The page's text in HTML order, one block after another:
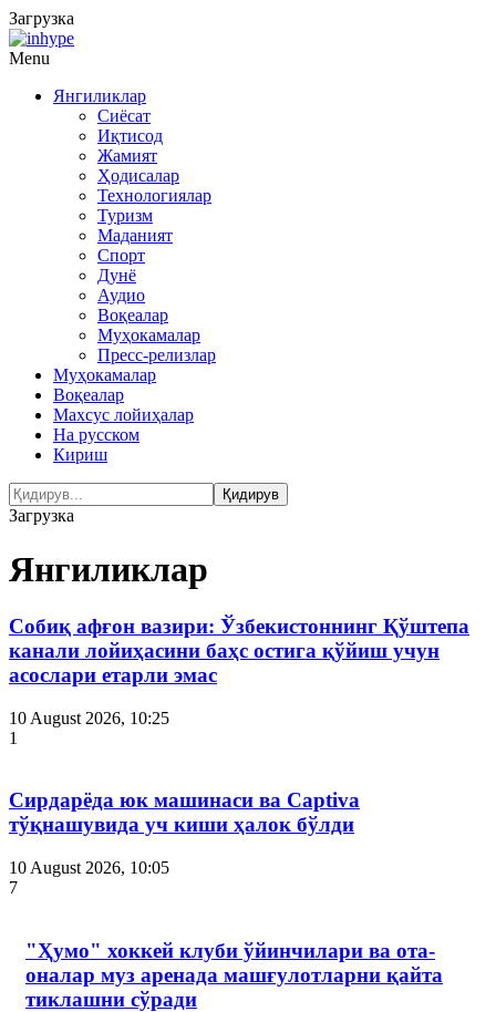
Загрузка
Menu
Янгиликлар
Сиёсат
Иқтисод
Жамият
Ҳодисалар
Технологиялар
Туризм
Маданият
Спорт
Дунё
Аудио
Воқеалар
Муҳокамалар
Пресс-релизлар
Муҳокамалар
Воқеалар
Махсус лойиҳалар
На русском
Кириш
Загрузка
Янгиликлар
Собиқ афғон вазири: Ўзбекистоннинг Қўштепа
канали лойиҳасини баҳс остига қўйиш учун
асослари етарли эмас
10 August 2026, 10:25
1
Сирдарёда юк машинаси ва Captiva
тўқнашувида уч киши ҳалок бўлди
10 August 2026, 10:05
7
"Ҳумо" хоккей клуби ўйинчилари ва ота-
оналар муз аренада машғулотларни қайта
тиклашни сўради